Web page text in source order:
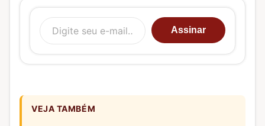
Digite seu e-mail…
Assinar
VEJA TAMBÉM